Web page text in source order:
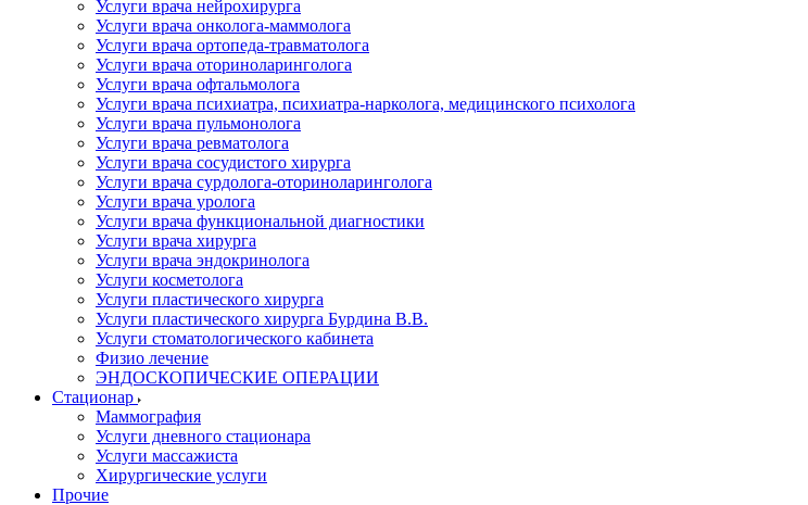
Услуги врача нейрохирурга
Услуги врача онколога-маммолога
Услуги врача ортопеда-травматолога
Услуги врача оториноларинголога
Услуги врача офтальмолога
Услуги врача психиатра, психиатра-нарколога, медицинского психолога
Услуги врача пульмонолога
Услуги врача ревматолога
Услуги врача сосудистого хирурга
Услуги врача сурдолога-оториноларинголога
Услуги врача уролога
Услуги врача функциональной диагностики
Услуги врача хирурга
Услуги врача эндокринолога
Услуги косметолога
Услуги пластического хирурга
Услуги пластического хирурга Бурдина В.В.
Услуги стоматологического кабинета
Физио лечение
ЭНДОСКОПИЧЕСКИЕ ОПЕРАЦИИ
Стационар
Маммография
Услуги дневного стационара
Услуги массажиста
Хирургические услуги
Прочие